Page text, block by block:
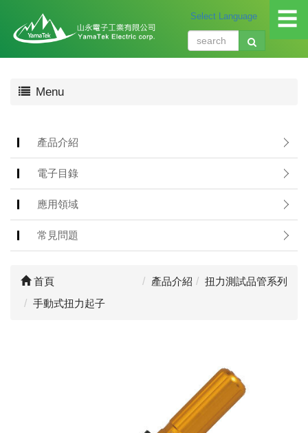
☰
About
品
介
用
Menu
產品介紹
電子目錄
應用領域
常見問題
首頁 產品介紹
扭力測試品管系列
手動式扭力起子